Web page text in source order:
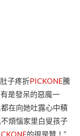
子疼折PICKONE騰
是發呆的惡魔一
在向她吐露心中積
煩惱家里白叟孩子
的很是贊！”